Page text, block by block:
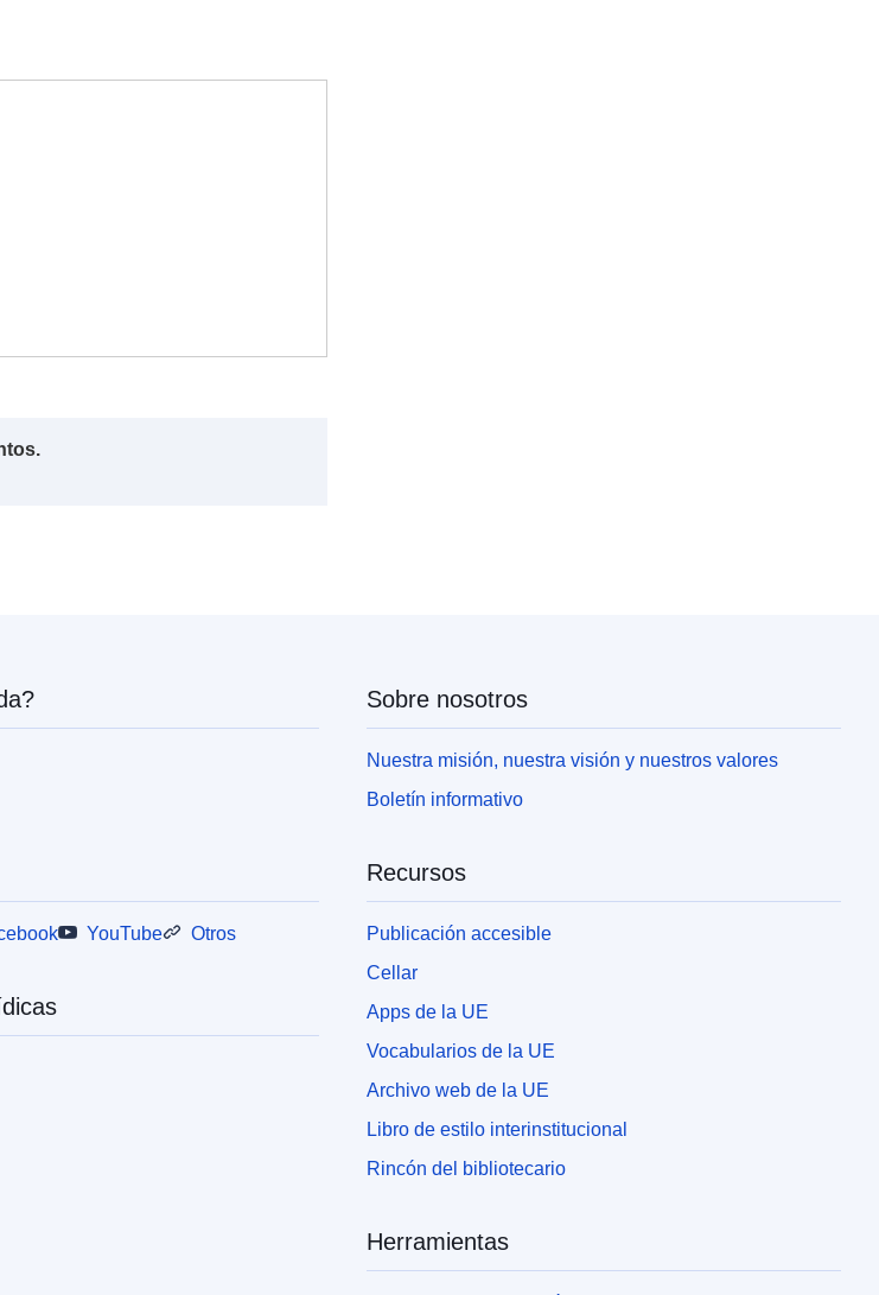
YouTube Otros
Sobre nosotros
Nuestra misión, nuestra visión y nuestros valores
Boletín informativo
Recursos
Publicación accesible
Cellar
Apps de la UE
Vocabularios de la UE
Archivo web de la UE
Libro de estilo interinstitucional
Rincón del bibliotecario
Herramientas